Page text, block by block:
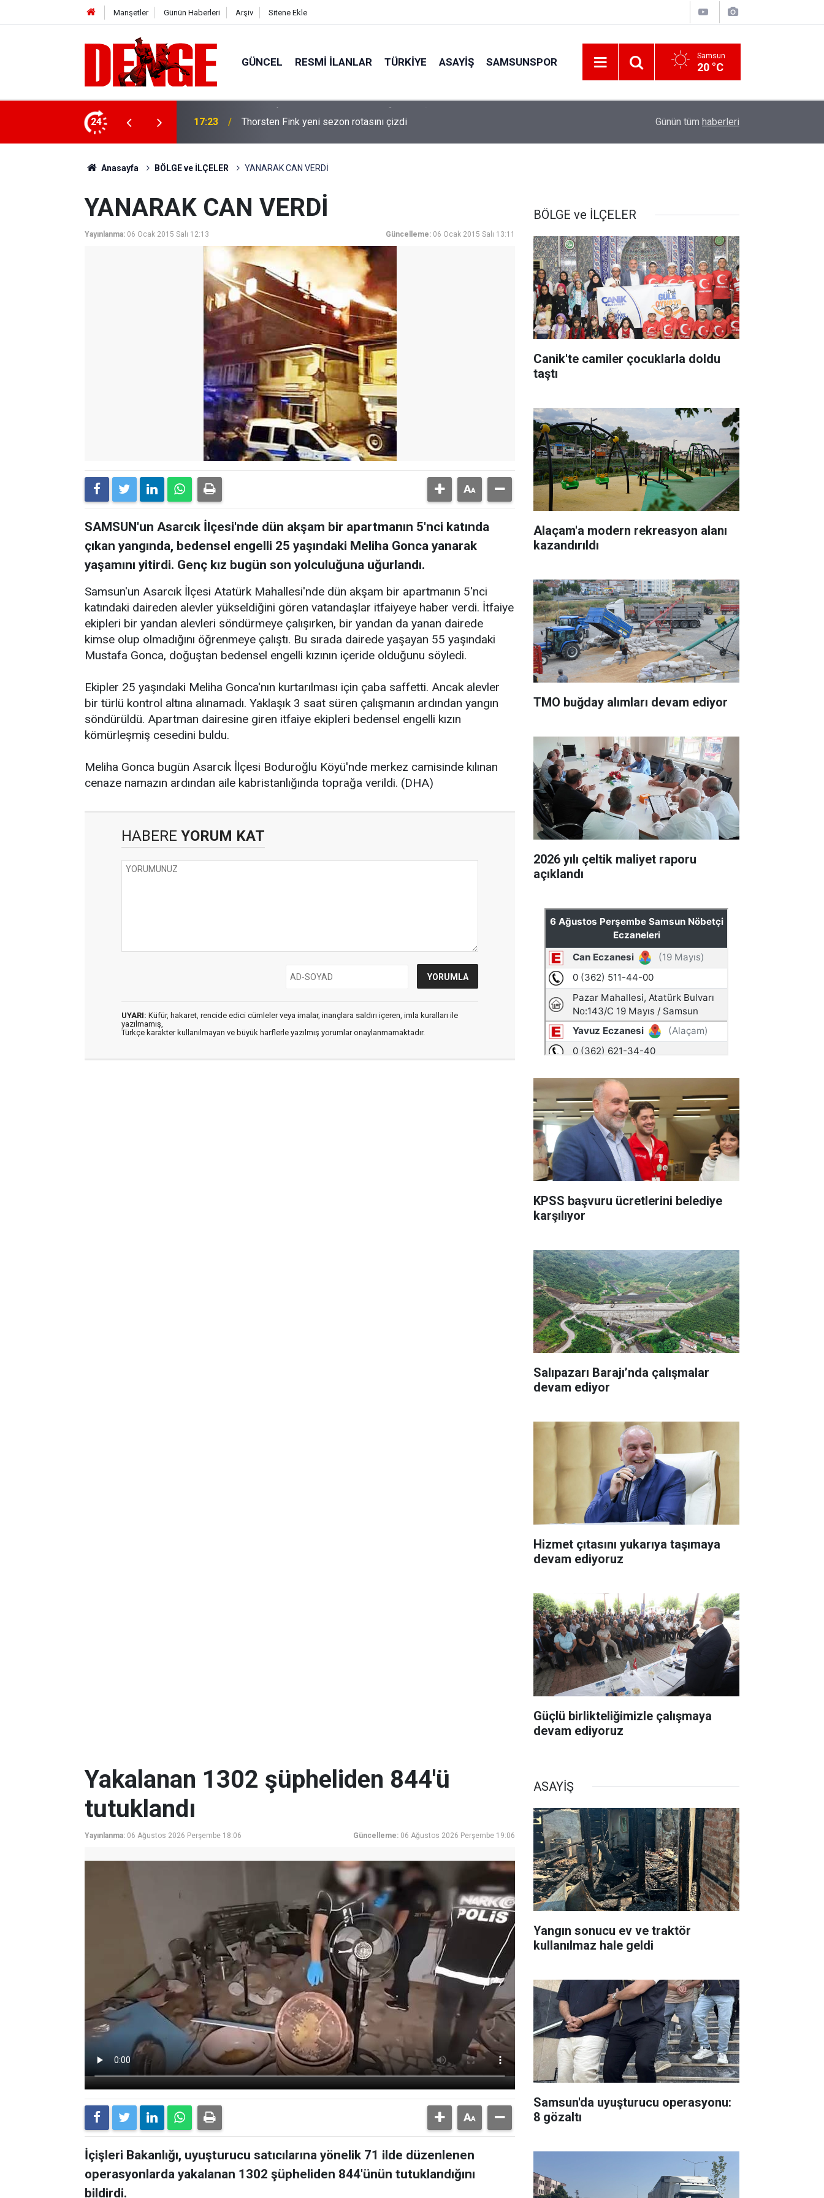
Manşetler Günün Haberleri Arşiv Sitene Ekle
GÜNCEL RESMI İLANLAR TÜRKİYE ASAYİŞ SAMSUNSPOR Samsun
20 °C
24 17:23 Thorsten Fink yeni sezon rotasını çizdi Vatandaşlar evlerinden danışmanlık hizmeti
Günün tüm haberleri
Anasayfa BÖLGE ve İLÇELER YANARAK CAN VERDİ
YANARAK CAN VERDİ
Yayınlanma: 06 Ocak 2015 Salı 12:13 Güncelleme: 06 Ocak 2015 Salı 13:11
SAMSUN'un Asarcık İlçesi'nde dün akşam bir apartmanın 5'nci katında
çıkan yangında, bedensel engelli 25 yaşındaki Meliha Gonca yanarak
yaşamını yitirdi. Genç kız bugün son yolculuğuna uğurlandı.
Samsun'un Asarcık İlçesi Atatürk Mahallesi'nde dün akşam bir apartmanın 5'nci
katındaki daireden alevler yükseldiğini gören vatandaşlar itfaiyeye haber verdi. İtfaiye
ekipleri bir yandan alevleri söndürmeye çalışırken, bir yandan da yanan dairede
kimse olup olmadığını öğrenmeye çalıştı. Bu sırada dairede yaşayan 55 yaşındaki
Mustafa Gonca, doğuştan bedensel engelli kızının içeride olduğunu söyledi.
Ekipler 25 yaşındaki Meliha Gonca'nın kurtarılması için çaba saffetti. Ancak alevler
bir türlü kontrol altına alınamadı. Yaklaşık 3 saat süren çalışmanın ardından yangın
söndürüldü. Apartman dairesine giren itfaiye ekipleri bedensel engelli kızın
kömürleşmiş cesedini buldu.
Meliha Gonca bugün Asarcık İlçesi Boduroğlu Köyü'nde merkez camisinde kılınan
cenaze namazın ardından aile kabristanlığında toprağa verildi. (DHA)
HABERE YORUM KAT
UYARI: Küfür, hakaret, rencide edici cümleler veya imalar, inançlara saldırı içeren, imla kuralları ile
yazılmamış,
Türkçe karakter kullanılmayan ve büyük harflerle yazılmış yorumlar onaylanmamaktadır.
BÖLGE ve İLÇELER
Canik'te camiler çocuklarla doldu
taştı
Alaçam'a modern rekreasyon alanı
kazandırıldı
TMO buğday alımları devam ediyor
2026 yılı çeltik maliyet raporu
açıklandı
KPSS başvuru ücretlerini belediye
karşılıyor
Salıpazarı Barajı’nda çalışmalar
devam ediyor
Hizmet çıtasını yukarıya taşımaya
devam ediyoruz
Güçlü birlikteliğimizle çalışmaya
devam ediyoruz
Yakalanan 1302 şüpheliden 844'ü
tutuklandı
Yayınlanma: 06 Ağustos 2026 Perşembe 18:06 Güncelleme: 06 Ağustos 2026 Perşembe 19:06
İçişleri Bakanlığı, uyuşturucu satıcılarına yönelik 71 ilde düzenlenen
operasyonlarda yakalanan 1302 şüpheliden 844'ünün tutuklandığını
bildirdi.
ASAYİŞ
Yangın sonucu ev ve traktör
kullanılmaz hale geldi
Samsun'da uyuşturucu operasyonu:
8 gözaltı